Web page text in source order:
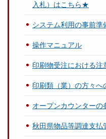
入札）はこちら★
システム利用の事前
操作マニュアル
印刷物受注における注
印刷類（業）の方々へ
オープンカウンターの
秋田県物品等調達支払